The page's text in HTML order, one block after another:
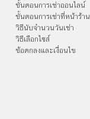
ขั้นตอนการเช่าออนไลน์
ขั้นตอนการเช่าที่หน้าร้าน
วิธีนับจำนวนวันเช่า
วิธีเลือกไซส์
ข้อตกลงและเงื่อนไข